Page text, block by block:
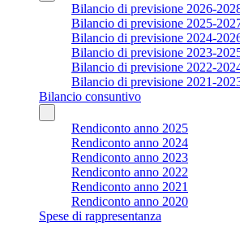
Bilancio di previsione 2026-
Bilancio di previsione 2025-
Bilancio di previsione 2024-
Bilancio di previsione 2023-
Bilancio di previsione 2022-
Bilancio di previsione 2021-
Bilancio consuntivo
Rendiconto anno 2025
Rendiconto anno 2024
Rendiconto anno 2023
Rendiconto anno 2022
Rendiconto anno 2021
Rendiconto anno 2020
Spese di rappresentanza